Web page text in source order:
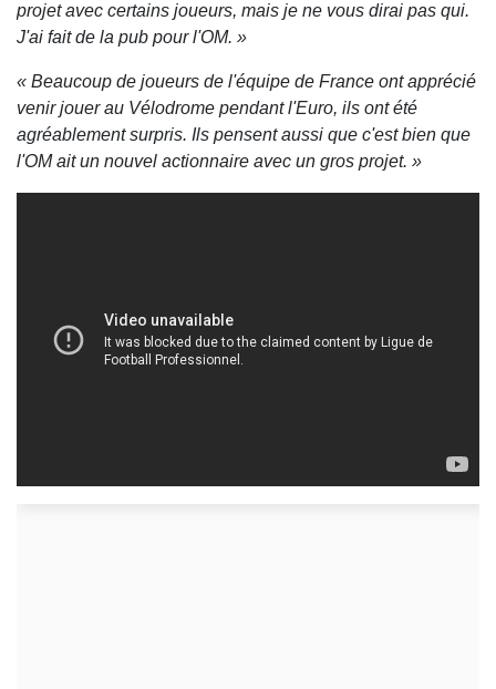
projet avec certains joueurs, mais je ne vous dirai pas qui.
J'ai fait de la pub pour l'OM. »
« Beaucoup de joueurs de l'équipe de France ont apprécié
venir jouer au Vélodrome pendant l'Euro, ils ont été
agréablement surpris. Ils pensent aussi que c'est bien que
l'OM ait un nouvel actionnaire avec un gros projet. »